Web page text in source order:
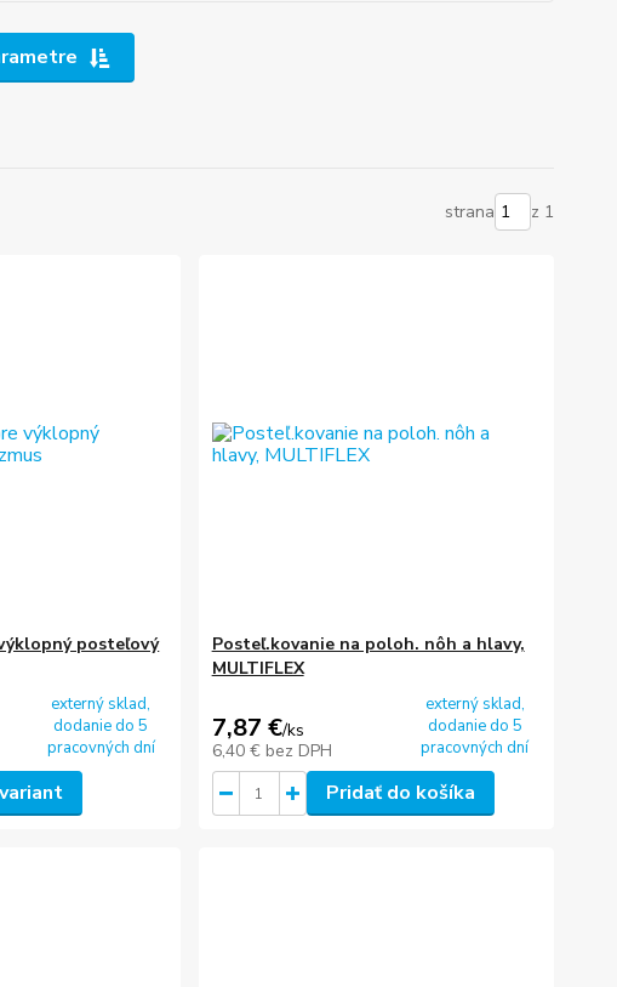
strana z 1
posteľový
externý sklad,
dodanie do 5
pracovných dní
Posteľ.kovanie na poloh. nôh a hlavy,
MULTIFLEX
7,87 €/ks
6,40 € bez DPH
externý sklad,
dodanie do 5
pracovných dní
Pridať do košíka